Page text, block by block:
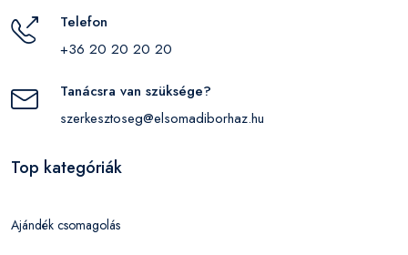
Telefon
+36 20 20 20 20
Tanácsra van szüksége?
szerkesztoseg@elsomadiborhaz.hu
Top kategóriák
Ajándék csomagolás